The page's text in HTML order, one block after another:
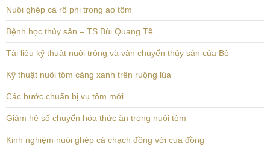
Nuôi ghép cá rô phi trong ao tôm
Bệnh học thủy sản – TS Bùi Quang Tề
Tài liệu kỹ thuật nuôi trông và vận chuyển thủy sản của Bộ
Kỹ thuật nuôi tôm càng xanh trên ruộng lúa
Các bước chuẩn bị vụ tôm mới
Giảm hệ số chuyển hóa thức ăn trong nuôi tôm
Kinh nghiệm nuôi ghép cá chạch đồng với cua đồng